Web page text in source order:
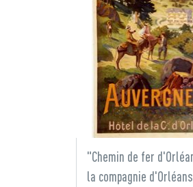
"Chemin de fer
la compagnie